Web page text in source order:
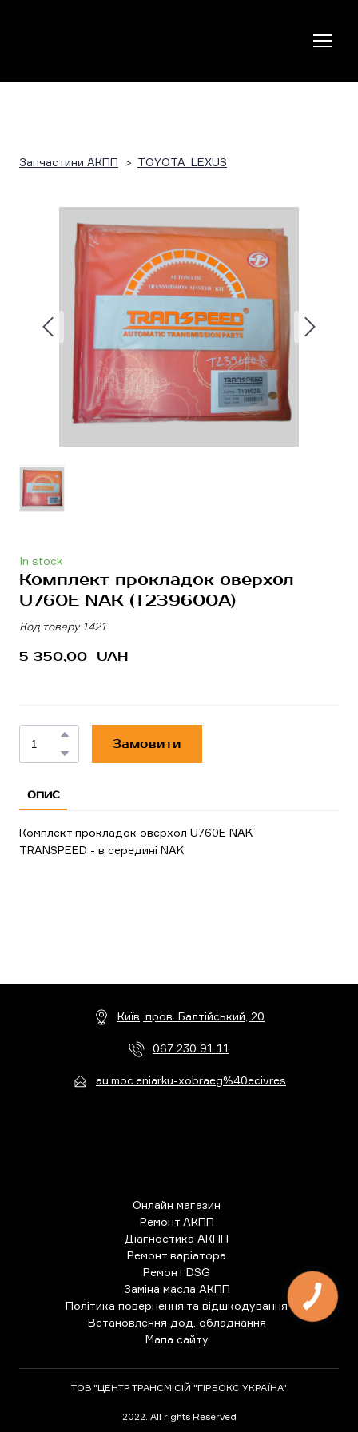
Запчастини АКПП TOYOTA_LEXUS
In stock
Комплект прокладок оверхол
U760E NAK (T239600A)
Код товару 1421
5 350,00  UAH
Замовити
ОПИС
Комплект прокладок оверхол U760E NAK
TRANSPEED - в середині NAK
Київ, пров. Балтійський, 20
067 230 91 11
au.moc.eniarku-xobraeg%40ecivres
Онлайн магазин
Ремонт АКПП
Діагностика АКПП
Ремонт варіатора
Ремонт DSG
Заміна масла АКПП
Політика повернення та відшкодування
Встановлення дод. обладнання
Мапа сайту
ТОВ "ЦЕНТР ТРАНСМІСІЙ "ГІРБОКС УКРАЇНА"
2022. All rights Reserved
КНОПКА
ЗВ'ЯЗКУ